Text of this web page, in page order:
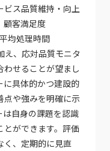
ビス品質維持・向上
顧客満足度
均処理時間
え、応対品質モニタ
わせることが望まし
に具体的かつ建設的
点や強みを明確に示
は自身の課題を認識
とができます。評価
く、定期的に見直